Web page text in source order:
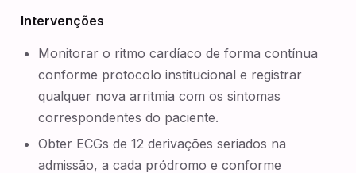
Intervenções
Monitorar o ritmo cardíaco de forma contínua
conforme protocolo institucional e registrar
qualquer nova arritmia com os sintomas
correspondentes do paciente.
Obter ECGs de 12 derivações seriados na
admissão, a cada pródromo e conforme